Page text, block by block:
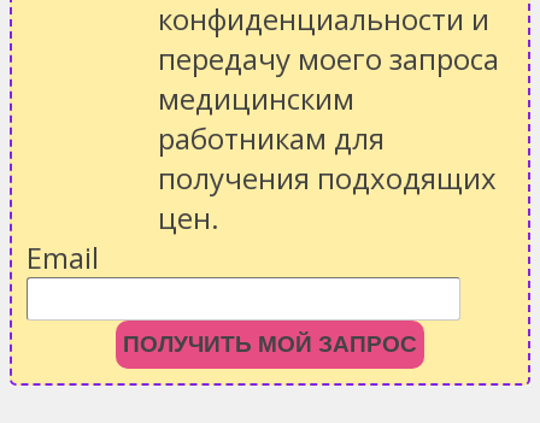
конфиденциальности и
передачу моего запроса
медицинским
работникам для
получения подходящих
цен.
Email
ПОЛУЧИТЬ МОЙ ЗАПРОС